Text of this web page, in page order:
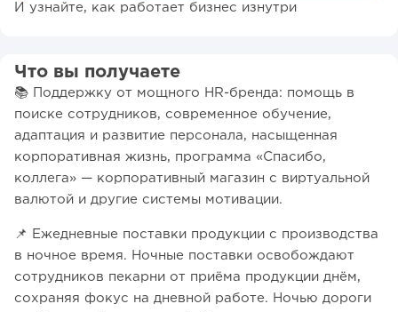
И узнайте, как работает бизнес изнутри
Что вы получаете
📚 Поддержку от мощного HR-бренда: помощь в
поиске сотрудников, современное обучение,
адаптация и развитие персонала, насыщенная
корпоративная жизнь, программа «Спасибо,
коллега» — корпоративный магазин с виртуальной
валютой и другие системы мотивации.
📌 Ежедневные поставки продукции с производства
в ночное время. Ночные поставки освобождают
сотрудников пекарни от приёма продукции днём,
сохраняя фокус на дневной работе. Ночью дороги